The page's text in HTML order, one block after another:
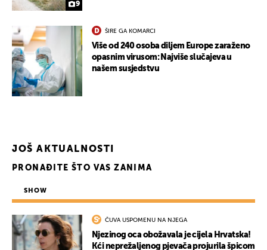
9
ŠIRE GA KOMARCI
Više od 240 osoba diljem Europe zaraženo
opasnim virusom: Najviše slučajeva u
našem susjedstvu
JOŠ AKTUALNOSTI
PRONAĐITE ŠTO VAS ZANIMA
SHOW
ČUVA USPOMENU NA NJEGA
Njezinog oca obožavala je cijela Hrvatska!
Kći neprežaljenog pjevača projurila špicom